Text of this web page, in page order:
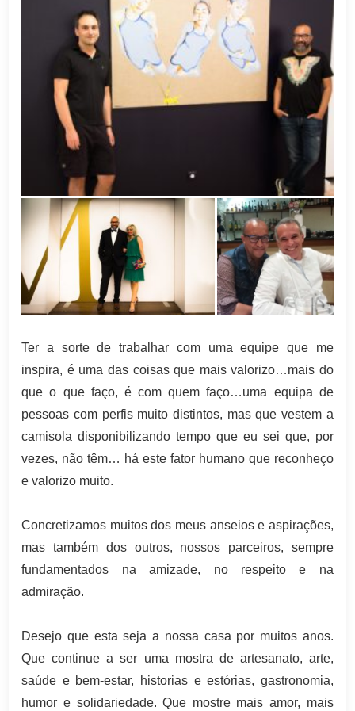
Ter a sorte de trabalhar com uma equipe que me
inspira, é uma das coisas que mais valorizo…mais do
que o que faço, é com quem faço…uma equipa de
pessoas com perfis muito distintos, mas que vestem a
camisola disponibilizando tempo que eu sei que, por
vezes, não têm… há este fator humano que reconheço
e valorizo muito.
Concretizamos muitos dos meus anseios e aspirações,
mas também dos outros, nossos parceiros, sempre
fundamentados na amizade, no respeito e na
admiração.
Desejo que esta seja a nossa casa por muitos anos.
Que continue a ser uma mostra de artesanato, arte,
saúde e bem-estar, historias e estórias, gastronomia,
humor e solidariedade. Que mostre mais amor, mais